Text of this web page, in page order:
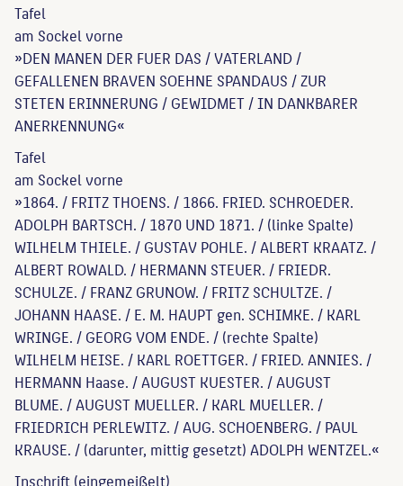
Tafel
am Sockel vorne
»DEN MANEN DER FUER DAS / VATERLAND /
GEFALLENEN BRAVEN SOEHNE SPANDAUS / ZUR
STETEN ERINNERUNG / GEWIDMET / IN DANKBARER
ANERKENNUNG«
Tafel
am Sockel vorne
»1864. / FRITZ THOENS. / 1866. FRIED. SCHROEDER.
ADOLPH BARTSCH. / 1870 UND 1871. / (linke Spalte)
WILHELM THIELE. / GUSTAV POHLE. / ALBERT KRAATZ. /
ALBERT ROWALD. / HERMANN STEUER. / FRIEDR.
SCHULZE. / FRANZ GRUNOW. / FRITZ SCHULTZE. /
JOHANN HAASE. / E. M. HAUPT gen. SCHIMKE. / KARL
WRINGE. / GEORG VOM ENDE. / (rechte Spalte)
WILHELM HEISE. / KARL ROETTGER. / FRIED. ANNIES. /
HERMANN Haase. / AUGUST KUESTER. / AUGUST
BLUME. / AUGUST MUELLER. / KARL MUELLER. /
FRIEDRICH PERLEWITZ. / AUG. SCHOENBERG. / PAUL
KRAUSE. / (darunter, mittig gesetzt) ADOLPH WENTZEL.«
Inschrift (eingemeißelt)